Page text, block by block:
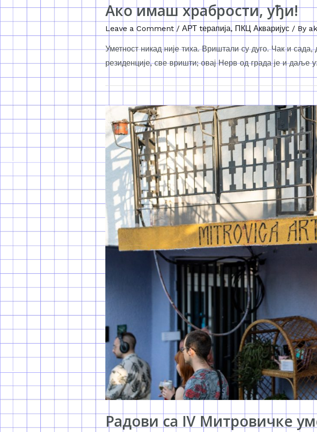
Ако имаш храбрости, уђи!
Leave a Comment / АРТ tерапија, ПКЦ Акваријус / By
Уметност никад није тиха. Вриштали су дуго. Чак и
резиденције, све вришти; овај Нерв од града је и даље
Радови са IV Митровичке